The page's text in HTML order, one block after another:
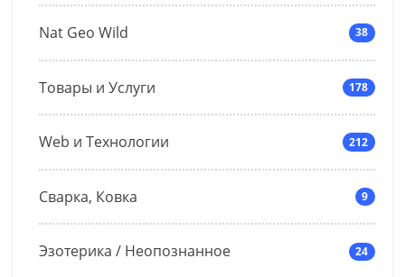
Nat Geo Wild 38
Товары и Услуги 178
Web и Технологии 212
Сварка, Ковка 9
Эзотерика / Неопознанное 24